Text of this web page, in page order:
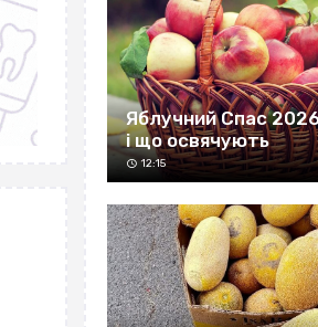
Яблучний Спас
і що освячують
12:15